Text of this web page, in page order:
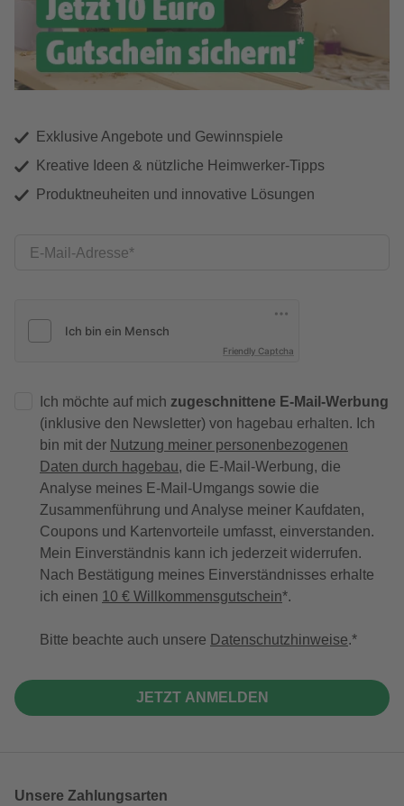
Exklusive Angebote und Gewinnspiele
Kreative Ideen & nützliche Heimwerker-Tipps
Produktneuheiten und innovative Lösungen
E-Mail-Adresse
Friendly Captcha
Ich möchte auf mich zugeschnittene E-Mail-Werbung
(inklusive den Newsletter) von hagebau erhalten. Ich
bin mit der Nutzung meiner personenbezogenen
Daten durch hagebau, die E-Mail-Werbung, die
Analyse meines E-Mail-Umgangs sowie die
Zusammenführung und Analyse meiner Kaufdaten,
Coupons und Kartenvorteile umfasst, einverstanden.
Mein Einverständnis kann ich jederzeit widerrufen.
Nach Bestätigung meines Einverständnisses erhalte
ich einen 10 € Willkommensgutschein*.
Bitte beachte auch unsere Datenschutzhinweise.
JETZT ANMELDEN
Unsere Zahlungsarten